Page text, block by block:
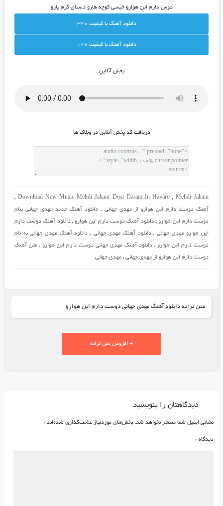
دوس دارم این هوارو خیسی کوچه هارو دستای گرم یارو
دانلود آهنگ با کيفيت 320
دانلود آهنگ با کيفيت 128
پخش آنلاين
دريافت کد پخش آنلاين در وبلاگ ها
Download New Music Mehdi Jahani Dost Daram In Havaro,Mehdi Jahani
,
آهنگ دوست دارم این هوارو از مهدی جهانی , دانلود آهنگ جدید مهدی جهانی بنام
دوست دارم اين هوارو ,دانلود آهنگ دوست دارم این هوارو ,دانلود آهنگ دوست دارم
این هوارو مهدی جهانی,دانلود آهنگ مهدی جهانی , دانلود آهنگ مهدی جهانی به نام
دوست دارم اين هوارو , دانلود آهنگ مهدی جهانی دوست دارم اين هوارو ,متن آهنگ
دوست دارم این هوارو از مهدی جهانی, مهدی جهانی
متن ترانه دانلود آهنگ مهدی جهانی دوست دارم اين هوارو
+ افزودن متن ترانه
دیدگاهتان را بنویسید
نشانی ایمیل شما منتشر نخواهد شد. بخش‌های موردنیاز علامت‌گذاری شده‌اند *
دیدگاه *